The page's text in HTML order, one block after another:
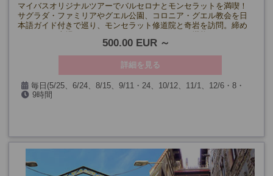
マイバスオリジナルツアーでバルセロナとモンセラットを満喫！
サグラダ・ファミリアやグエル公園、コロニア・グエル教会を日
本語ガイド付きで巡り、モンセラット修道院と奇岩を訪問。締め
500.00 EUR
詳細を見る
毎日(5/25、6/24、8/15、9/11・24、10/12、11/1、12/6・8・
24・25・26・31、1/1・6、および見学箇所の閉館日、天候の都合
9時間